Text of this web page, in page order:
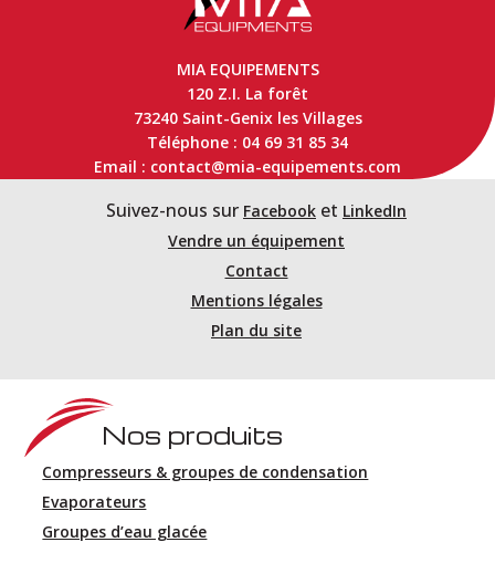
MIA EQUIPEMENTS
120 Z.I. La forêt
73240 Saint-Genix les Villages
Téléphone : 04 69 31 85 34
Email : contact@mia-equipements.com
Suivez-nous sur Facebook et LinkedIn
Vendre un équipement
Contact
Mentions légales
Plan du site
Nos produits
Compresseurs & groupes de condensation
Evaporateurs
Groupes d’eau glacée